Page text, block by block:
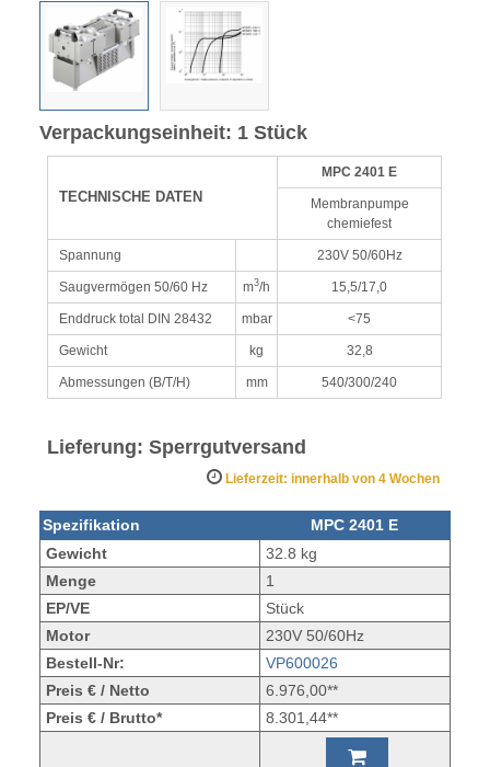
Verpackungseinheit: 1 Stück
TECHNISCHE DATEN
MPC 2401 E
Membranpumpe
chemiefest
Spannung 230V 50/60Hz
Saugvermögen 50/60 Hz m3/h 15,5/17,0
Enddruck total DIN 28432 mbar <75
Gewicht kg 32,8
Abmessungen (B/T/H) mm 540/300/240
Lieferung: Sperrgutversand
Lieferzeit: innerhalb von 4 Wochen
Spezifikation
MPC 2401 E
Gewicht
32.8 kg
Menge
1
EP/VE
Stück
Motor
230V 50/60Hz
Bestell-Nr:
VP600026
Preis € / Netto
6.976,00**
Preis € / Brutto*
8.301,44**